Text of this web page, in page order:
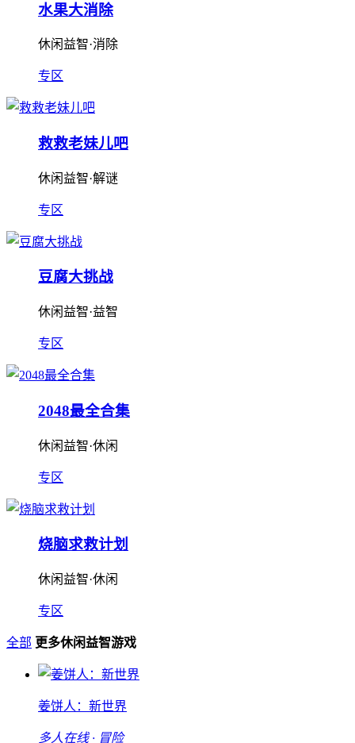
水果大消除
休闲益智·消除
专区
救救老妹儿吧
休闲益智·解谜
专区
豆腐大挑战
休闲益智·益智
专区
2048最全合集
休闲益智·休闲
专区
烧脑求救计划
休闲益智·休闲
专区
全部 更多休闲益智游戏
姜饼人：新世界
多人在线 · 冒险